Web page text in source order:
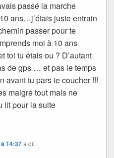
passé la marche
ans…j’étais juste entrain
passer pour te
moi à 10 ans
toi tu étais ou ? D’autant
de gps … et pas le temps
avant tu pars te coucher !!!
malgré tout mais ne
lit pour la suite
14:37a dit :